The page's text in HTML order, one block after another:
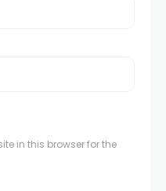
in this browser for the